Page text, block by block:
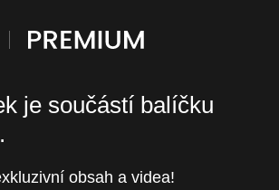
je součástí balíčku
obsah a videa!